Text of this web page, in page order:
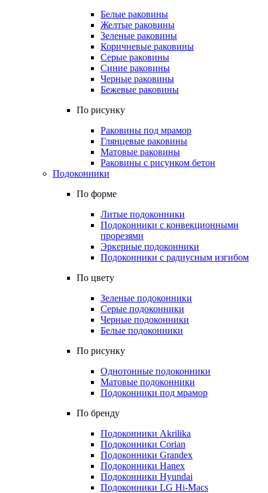
Белые раковины
Желтые раковины
Зеленые раковины
Коричневые раковины
Серые раковины
Синие раковины
Черные раковины
Бежевые раковины
По рисунку
Раковины под мрамор
Глянцевые раковины
Матовые раковины
Раковины с рисунком бетон
Подоконники
По форме
Литые подоконники
Подоконники с конвекционными
прорезями
Эркерные подоконники
Подоконники с радиусным изгибом
По цвету
Зеленые подоконники
Серые подоконники
Черные подоконники
Белые подоконники
По рисунку
Однотонные подоконники
Матовые подоконники
Подоконники под мрамор
По бренду
Подоконники Akrilika
Подоконники Corian
Подоконники Grandex
Подоконники Hanex
Подоконники Hyundai
Подоконники LG Hi-Macs